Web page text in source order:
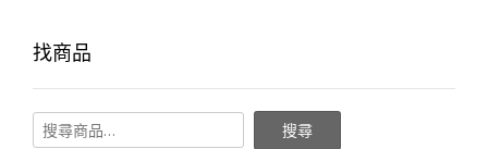
找商品
搜尋